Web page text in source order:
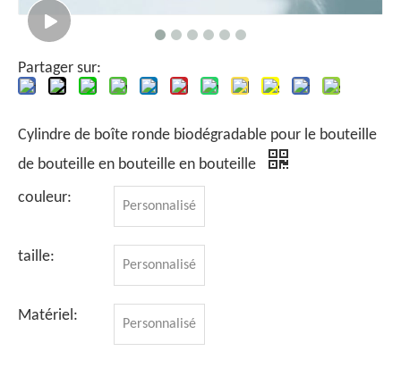
Partager sur:
Cylindre de boîte ronde biodégradable pour le bouteille
de bouteille en bouteille en bouteille
couleur:
Personnalisé
taille: Personnalisé
Matériel: Personnalisé